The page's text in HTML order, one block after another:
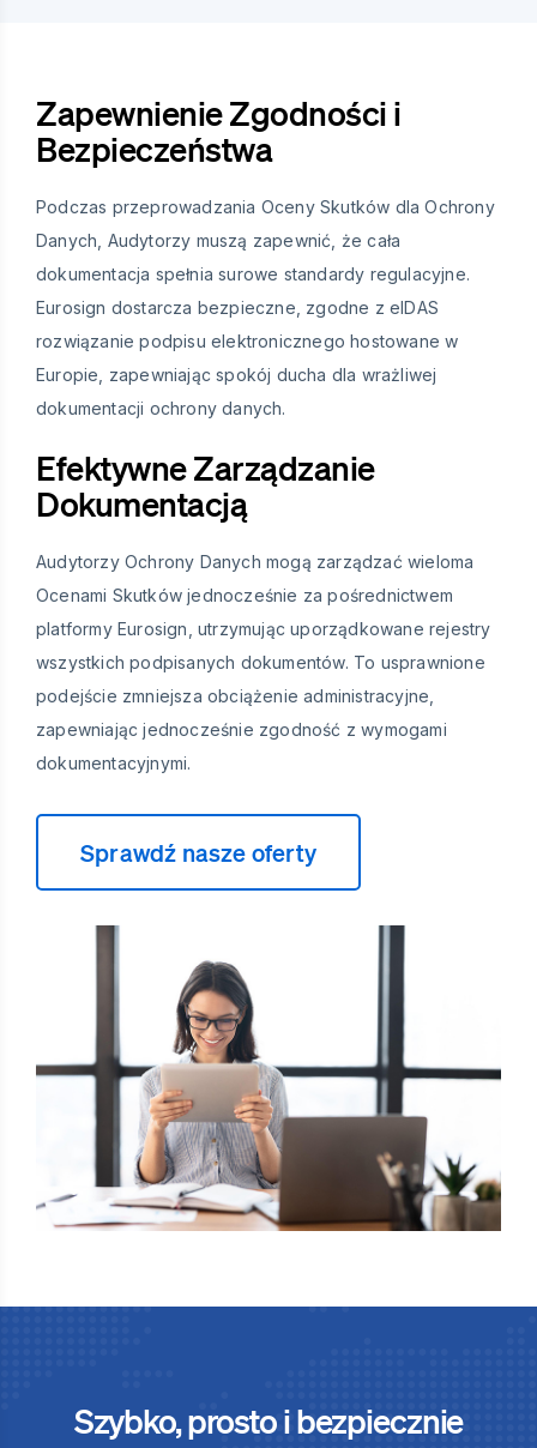
Zapewnienie Zgodności i
Bezpieczeństwa
Podczas przeprowadzania Oceny Skutków dla Ochrony
Danych, Audytorzy muszą zapewnić, że cała
dokumentacja spełnia surowe standardy regulacyjne.
Eurosign dostarcza bezpieczne, zgodne z eIDAS
rozwiązanie podpisu elektronicznego hostowane w
Europie, zapewniając spokój ducha dla wrażliwej
dokumentacji ochrony danych.
Efektywne Zarządzanie
Dokumentacją
Audytorzy Ochrony Danych mogą zarządzać wieloma
Ocenami Skutków jednocześnie za pośrednictwem
platformy Eurosign, utrzymując uporządkowane rejestry
wszystkich podpisanych dokumentów. To usprawnione
podejście zmniejsza obciążenie administracyjne,
zapewniając jednocześnie zgodność z wymogami
dokumentacyjnymi.
Sprawdź nasze oferty
Szybko, prosto i bezpiecznie